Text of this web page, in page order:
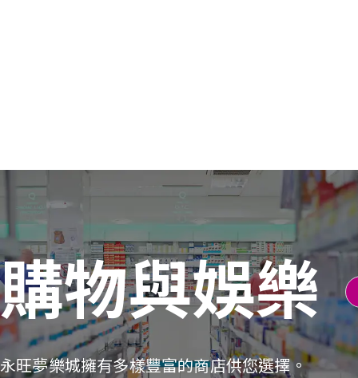
購物與娛樂
永旺夢樂城擁有多樣豐富的商店供您選擇。